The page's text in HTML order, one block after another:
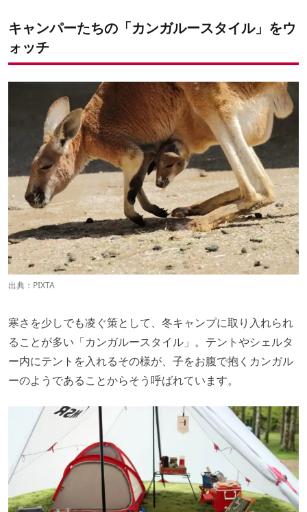
キャンパーたちの「カンガルースタイル」をウ
ォッチ
出典：PIXTA
寒さを少しでも凌ぐ策として、冬キャンプに取り入れられ
ることが多い「カンガルースタイル」。テントやシェルタ
ー内にテントを入れるその様が、子をお腹で抱くカンガル
ーのようであることからそう呼ばれています。